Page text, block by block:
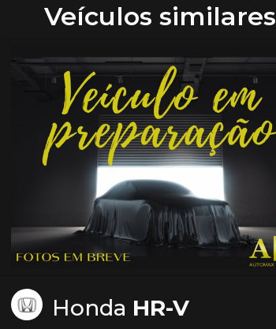
Veículos similares
Honda HR-V